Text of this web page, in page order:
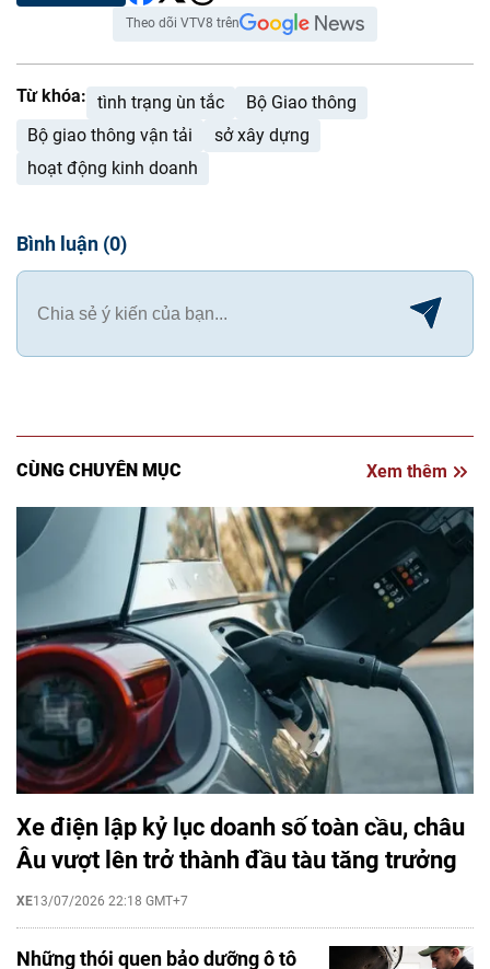
Theo dõi VTV8 trên
Từ khóa: tình trạng ùn tắc
Bộ Giao thông
Bộ giao thông vận tải
sở xây dựng
hoạt động kinh doanh
Bình luận (0)
CÙNG CHUYÊN MỤC Xem thêm
Xe điện lập kỷ lục doanh số toàn cầu, châu
Âu vượt lên trở thành đầu tàu tăng trưởng
XE13/07/2026 22:18 GMT+7
Những thói quen bảo dưỡng ô tô